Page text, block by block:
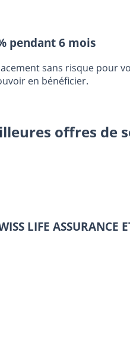
pendant 6 mois
sans risque pour
en bénéficier.
offres
LIFE ASSURANCE